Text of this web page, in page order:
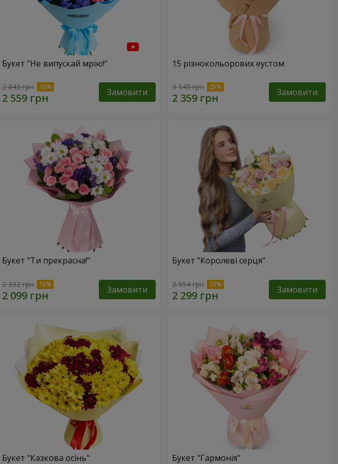
Букет "Не випускай мрію!"
2 843 грн Замовити
15 різнокольорових еустом
3 145 грн Замовити
Букет "Ти прекрасна!"
2 332 грн Замовити
Букет "Королеві серця"
2 554 грн Замовити
Букет "Казкова осінь" Букет "Гармонія"